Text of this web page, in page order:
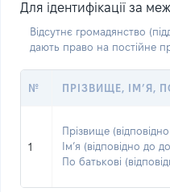
Для ідентифікації за
Відсутнє громадянство
дають право на постійне
№ ПРІЗВИЩЕ, ІМ’Я,
1
Прізвище
Ім’я (відповідно до
По батькові